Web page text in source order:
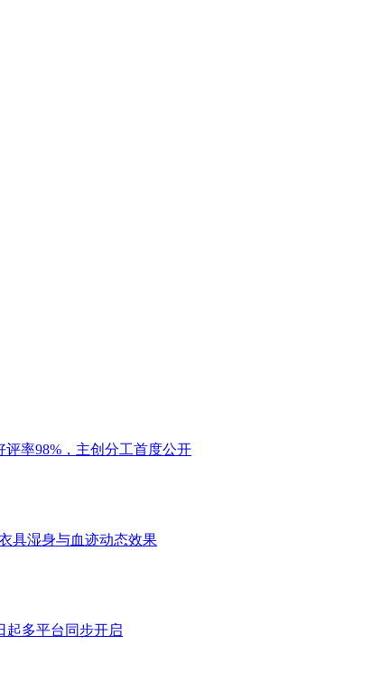
评率98%，主创分工首度公开
具湿身与血迹动态效果
起多平台同步开启